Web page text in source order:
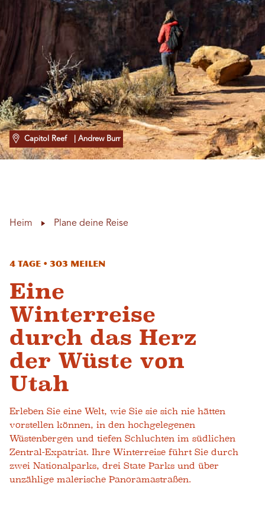
Capitol Reef | Andrew Burr
Heim Plane deine Reise
4 Tage • 303 Meilen
Eine
Winterreise
durch das Herz
der Wüste von
Utah
Erleben Sie eine Welt, wie Sie sie sich nie hätten
vorstellen können, in den hochgelegenen
Wüstenbergen und tiefen Schluchten im südlichen
Zentral-Expatriat. Ihre Winterreise führt Sie durch
zwei Nationalparks, drei State Parks und über
unzählige malerische Panoramastraßen.